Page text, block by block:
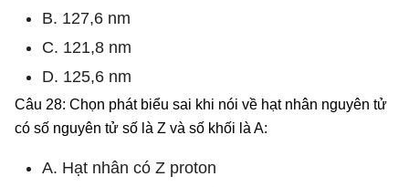
B. 127,6 nm
C. 121,8 nm
D. 125,6 nm
Câu 28: Chọn phát biểu sai khi nói về hạt nhân nguyên tử
có số nguyên tử số là Z và số khối là A:
A. Hạt nhân có Z proton